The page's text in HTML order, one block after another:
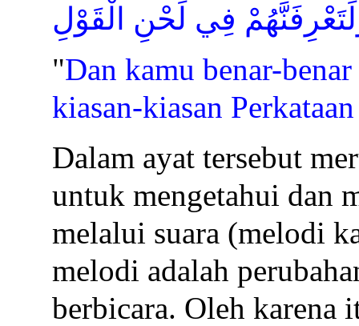
فِي لَحْنِ الْقَوْلِ
"Dan kamu benar-
kiasan-kiasan
Dalam ayat tersebut
untuk mengetahui dan
melalui suara (melodi
melodi adalah
berbicara. Oleh karena